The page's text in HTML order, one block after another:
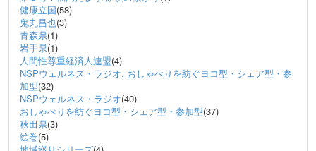
健康立国(58)
鬼丸昌也(3)
青森県(1)
岩手県(1)
人間性尊重経済人連盟(4)
NSPウェルネス・ラジオ, おしゃべりを紡ぐヨコ型・シェア型・参
加型(32)
NSPウェルネス・ラジオ(40)
おしゃべりを紡ぐヨコ型・シェア型・参加型(37)
秋田県(3)
絵巻(5)